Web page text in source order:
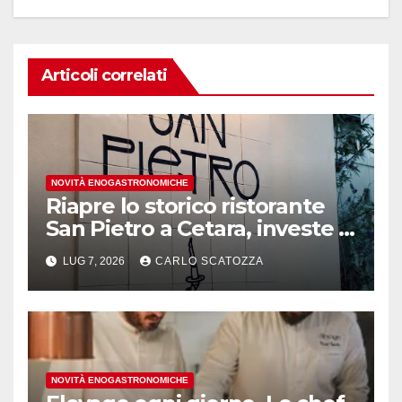
Articoli correlati
NOVITÀ ENOGASTRONOMICHE
Riapre lo storico ristorante
San Pietro a Cetara, investe il
gruppo Armatore
LUG 7, 2026 CARLO SCATOZZA
NOVITÀ ENOGASTRONOMICHE